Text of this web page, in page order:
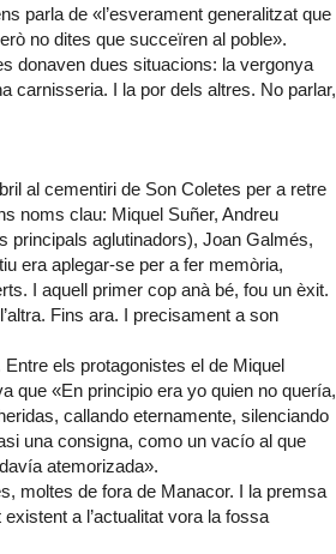
parla de «l’esverament generalitzat que
no dites que succeïren al poble».
donaven dues situacions: la vergonya
carnisseria. I la por dels altres. No parlar,
al cementiri de Son Coletes per a retre
noms clau: Miquel Suñer, Andreu
principals aglutinadors), Joan Galmés,
era aplegar-se per a fer memòria,
I aquell primer cop anà bé, fou un èxit.
Fins ara. I precisament a son
els protagonistes el de Miquel
que «En principio era yo quien no quería,
callando eternamente, silenciando
una consigna, como un vacío al que
atemorizada».
moltes de fora de Manacor. I la premsa
existent a l’actualitat vora la fossa